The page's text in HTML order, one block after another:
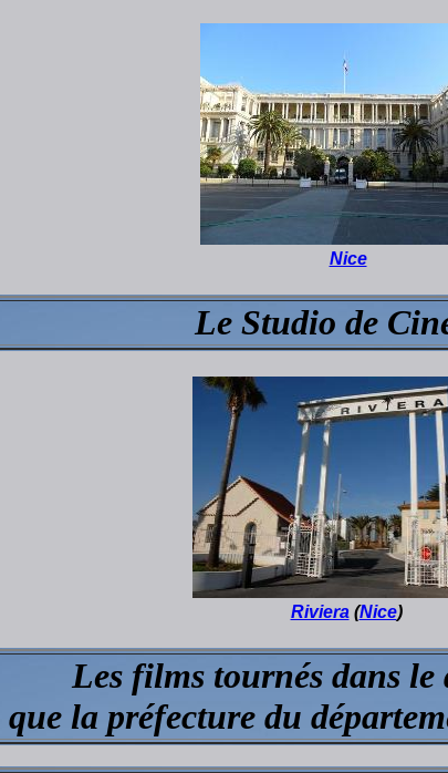
Nice
Le Studio de
Riviera(Nice)
Les films tournés dans le
la préfecture du